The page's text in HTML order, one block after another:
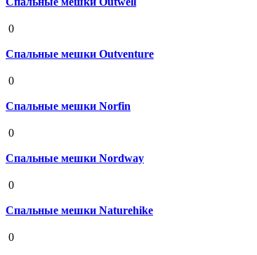
0
Спальные мешки Outventure
0
Спальные мешки Norfin
0
Спальные мешки Nordway
0
Спальные мешки Naturehike
0